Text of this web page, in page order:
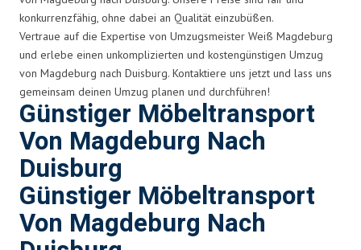
konkurrenzfähig, ohne dabei an Qualität einzubüßen.
Vertraue auf die Expertise von Umzugsmeister Weiß Magdeburg
und erlebe einen unkomplizierten und kostengünstigen Umzug
von Magdeburg nach Duisburg. Kontaktiere uns jetzt und lass uns
gemeinsam deinen Umzug planen und durchführen!
Günstiger Möbeltransport
Von Magdeburg Nach
Duisburg
Günstiger Möbeltransport
Von Magdeburg Nach